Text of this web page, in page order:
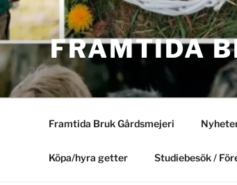
FRAMTIDA
Framtida Bruk Gårdsmejeri
Köpa/hyra getter Studiebesök /